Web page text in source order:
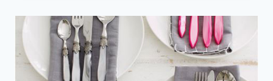
DECORAR
LA
COCINA.